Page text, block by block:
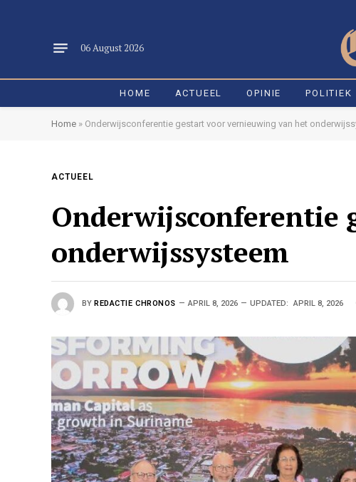
06 August 2026
HOME ACTUEEL OPINIE POLITIEK
Home » Onderwijsconferentie gestart voor vernieuwing van het
ACTUEEL
Onderwijsconferentie
onderwijssysteem
BY REDACTIE CHRONOS APRIL 8, 2026 UPDATED: APRIL 8, 2026